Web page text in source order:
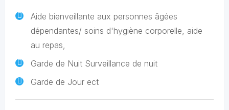
Aide bienveillante aux personnes âgées
dépendantes/ soins d'hygiène corporelle, aide
au repas,
Garde de Nuit Surveillance de nuit
Garde de Jour ect